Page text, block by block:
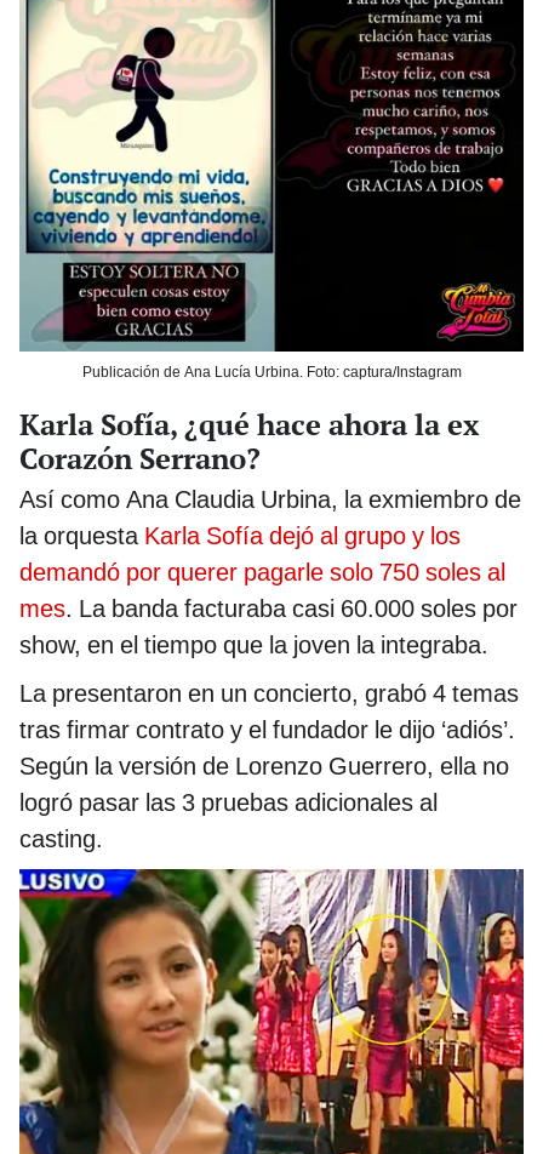
Publicación de Ana Lucía Urbina. Foto: captura/Instagram
Karla Sofía, ¿qué hace ahora la ex
Corazón Serrano?
Así como Ana Claudia Urbina, la exmiembro de
la orquesta Karla Sofía dejó al grupo y los
demandó por querer pagarle solo 750 soles al
mes. La banda facturaba casi 60.000 soles por
show, en el tiempo que la joven la integraba.
La presentaron en un concierto, grabó 4 temas
tras firmar contrato y el fundador le dijo ‘adiós’.
Según la versión de Lorenzo Guerrero, ella no
logró pasar las 3 pruebas adicionales al
casting.